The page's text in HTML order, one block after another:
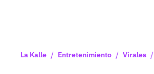
La Kalle / Entretenimiento / Virales /